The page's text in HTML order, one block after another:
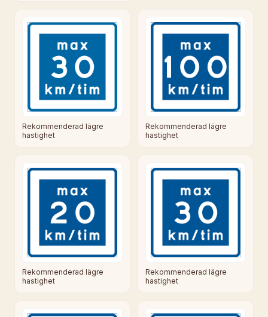
Rekommenderad lägre
hastighet
Rekommenderad lägre
hastighet
Rekommenderad lägre
hastighet
Rekommenderad lägre
hastighet